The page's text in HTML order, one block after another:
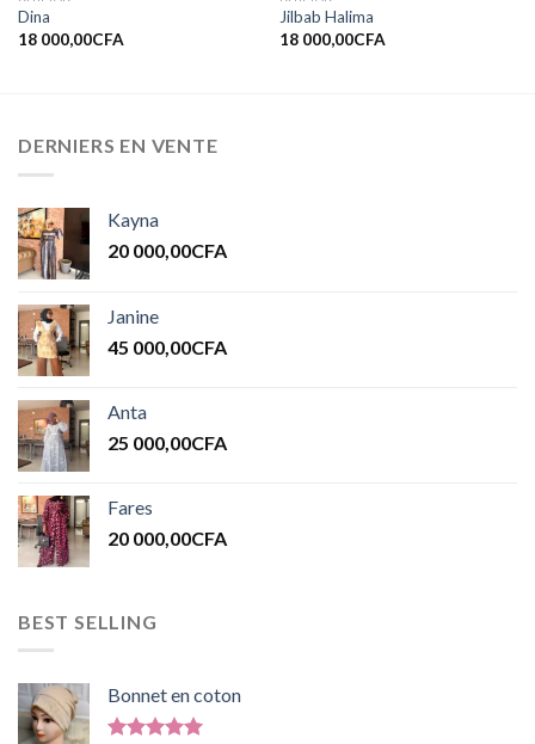
Dina
18 000,00CFA
Jilbab Halima
18 000,00CFA
DERNIERS EN VENTE
Kayna
20 000,00CFA
Janine
45 000,00CFA
Anta
25 000,00CFA
Fares
20 000,00CFA
BEST SELLING
Bonnet en coton